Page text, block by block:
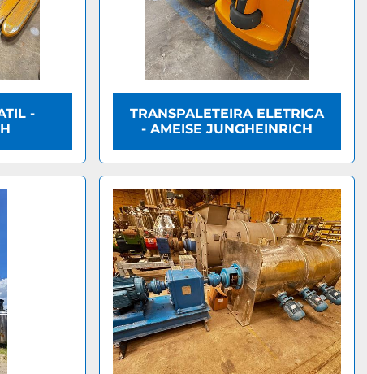
-
TRANSPALETEIRA ELETRICA
- AMEISE JUNGHEINRICH